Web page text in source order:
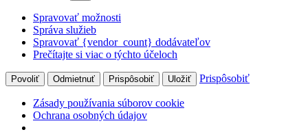
Spravovať možnosti
Správa služieb
Spravovať {vendor_count} dodávateľov
Prečítajte si viac o týchto účeloch
Povoliť Odmietnuť Prispôsobiť Uložiť Prispôsobiť
Zásady používania súborov cookie
Ochrana osobných údajov